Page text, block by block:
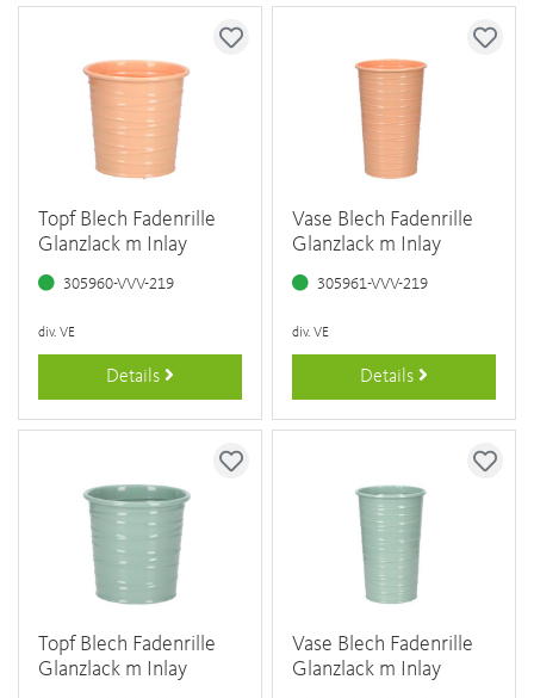
Topf Blech Fadenrille
Glanzlack m Inlay
305960-VVV-219
div. VE
Details
Vase Blech Fadenrille
Glanzlack m Inlay
305961-VVV-219
div. VE
Details
Topf Blech Fadenrille
Glanzlack m Inlay
Vase Blech Fadenrille
Glanzlack m Inlay